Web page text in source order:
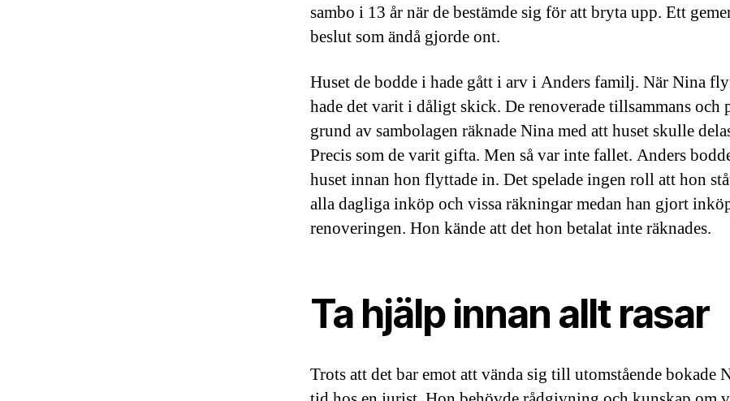
sambo i 13 år när de bestämde sig för att bryta upp. Ett
beslut som ändå gjorde ont.
Huset de bodde i hade gått i arv i Anders familj. När Nina
hade det varit i dåligt skick. De renoverade tillsammans och
grund av sambolagen räknade Nina med att huset skulle
Precis som de varit gifta. Men så var inte fallet. Anders
huset innan hon flyttade in. Det spelade ingen roll att hon
alla dagliga inköp och vissa räkningar medan han gjort
renoveringen. Hon kände att det hon betalat inte räknades.
Ta hjälp innan allt rasar
Trots att det bar emot att vända sig till utomstående bokade